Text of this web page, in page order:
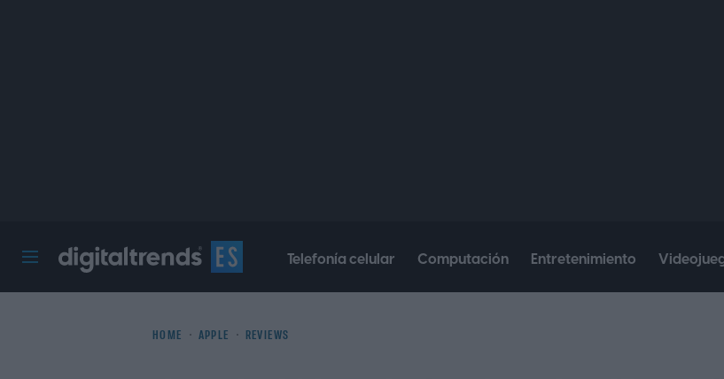
Telefonía celular Computación Entretenimiento
HOME APPLE REVIEWS